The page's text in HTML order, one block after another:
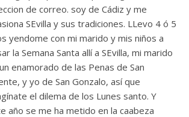
de correo. soy de Cádiz y me
SEvilla y sus tradiciones. LLevo 4 ó 5
yendome con mi marido y mis niños a
la Semana Santa allí a SEvilla, mi marido
enamorado de las Penas de San
y yo de San Gonzalo, así que
el dilema de los Lunes santo. Y
año se me ha metido en la caabeza